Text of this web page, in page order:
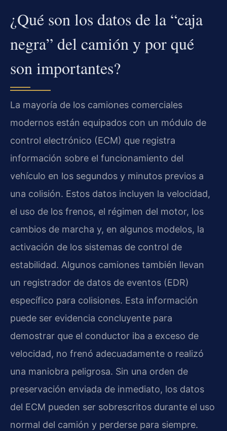
¿Qué son los datos de la “caja
negra” del camión y por qué
son importantes?
La mayoría de los camiones comerciales
modernos están equipados con un módulo de
control electrónico (ECM) que registra
información sobre el funcionamiento del
vehículo en los segundos y minutos previos a
una colisión. Estos datos incluyen la velocidad,
el uso de los frenos, el régimen del motor, los
cambios de marcha y, en algunos modelos, la
activación de los sistemas de control de
estabilidad. Algunos camiones también llevan
un registrador de datos de eventos (EDR)
específico para colisiones. Esta información
puede ser evidencia concluyente para
demostrar que el conductor iba a exceso de
velocidad, no frenó adecuadamente o realizó
una maniobra peligrosa. Sin una orden de
preservación enviada de inmediato, los datos
del ECM pueden ser sobrescritos durante el uso
normal del camión y perderse para siempre.